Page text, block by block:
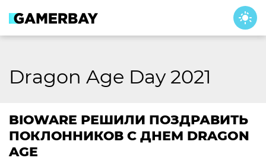
content
Dragon Age Day 2021
BIOWARE РЕШИЛИ ПОЗДРАВИТЬ
ПОКЛОННИКОВ С ДНЕМ DRAGON
AGE